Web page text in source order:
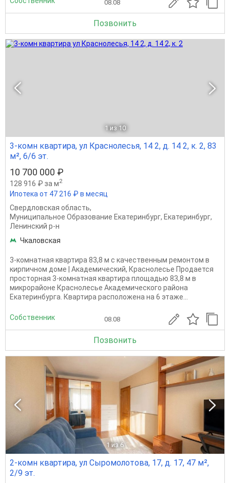
08.08
Позвонить
1 из 10
3-комн квартира, ул Краснолесья, 14 2, д. 14 2, к. 2, 83
м², 6/6 эт.
10 700 000 ₽
128 916 ₽ за м2
Ипотека от 47 216 ₽ в месяц
Свердловская область,
Муниципальное Образование Екатеринбург, Екатеринбург,
Ленинский р-н
Чкаловская
3-комнатная квартира 83,8 м с качественным ремонтом в
кирпичном доме | Академический, Краснолесье Продается
просторная 3-комнатная квартира площадью 83,8 м в
микрорайоне Краснолесье Академического района
Екатеринбурга. Квартира расположена на 6 этаже...
Собственник 08.08
Позвонить
1 из 6
2-комн квартира, ул Сыромолотова, 17, д. 17, 47 м²,
2/9 эт.